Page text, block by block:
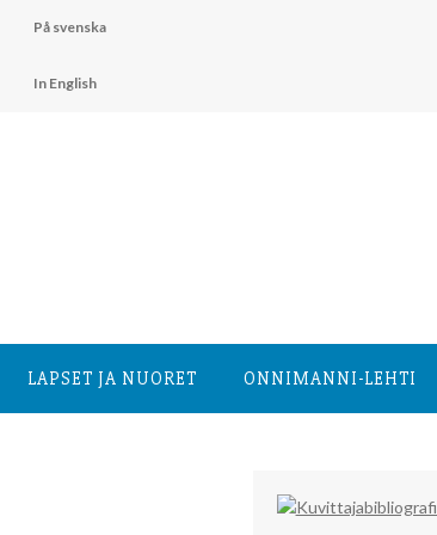
På svenska
In English
LAPSET JA NUORET ONNIMANNI-LEHTI